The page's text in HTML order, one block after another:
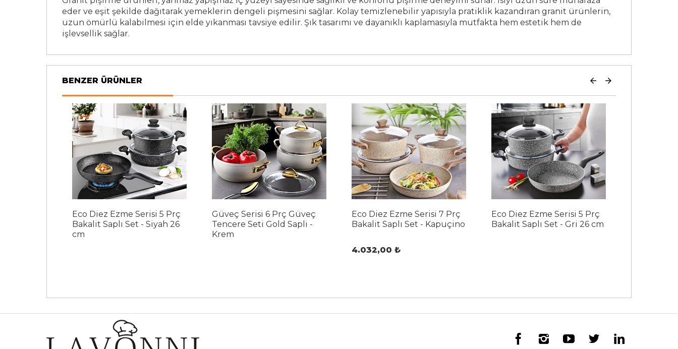
eder ve eşit şekilde dağıtarak yemeklerin dengeli pişmesini sağlar. Kolay temizlenebilir yapısıyla pratiklik kazandıran granit ürünlerin,
uzun ömürlü kalabilmesi için elde yıkanması tavsiye edilir. Şık tasarımı ve dayanıklı kaplamasıyla mutfakta hem estetik hem de
işlevsellik sağlar.
BENZER ÜRÜNLER
Eco Diez Ezme Serisi 5 Prç
Bakalit Saplı Set - Siyah 26
cm
Güveç Serisi 6 Prç Güveç
Tencere Seti Gold Sapli -
Krem
Eco Diez Ezme Serisi 7 Prç
Bakalit Saplı Set - Kapuçino
4.032,00 ₺
Eco Diez Ezme Serisi 5 Prç
Bakalit Saplı Set - Gri 26 cm